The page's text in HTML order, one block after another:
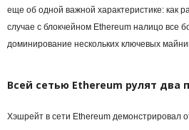
еще об одной важной характеристике: как
случае с блокчейном Ethereum налицо все
доминирование нескольких ключевых
Всей сетью Ethereum рулят два
Хэшрейт в сети Ethereum демонстрировал